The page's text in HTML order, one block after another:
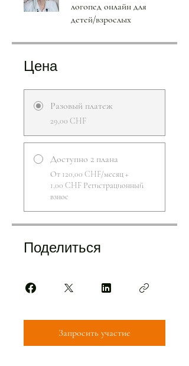
логопед онлайн для
детей/взрослых
Цена
Разовый платеж
29,00 CHF
Доступно 2 плана
От 120,00 CHF/месяц +
1,00 CHF Регистрационный
взнос
Поделиться
Запросить участие